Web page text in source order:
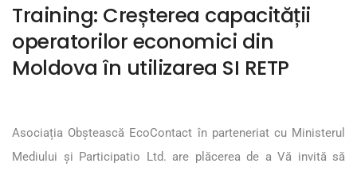
Training: Creșterea capacității
operatorilor economici din
Moldova în utilizarea SI RETP
Asociația Obștească EcoContact în parteneriat cu Ministerul
Mediului și Participatio Ltd. are plăcerea de a Vă invită să